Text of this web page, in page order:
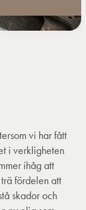
vi har fått
i verkligheten
ihåg att
fördelen att
skador och